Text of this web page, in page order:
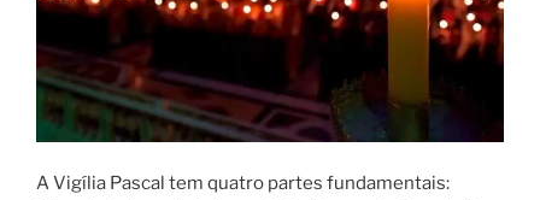
A Vigília Pascal tem quatro partes fundamentais: